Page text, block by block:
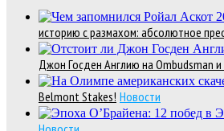
историю с размахом: абсолютное
Джон Госден Англию на Ombudsman
Belmont Stakes! Новости